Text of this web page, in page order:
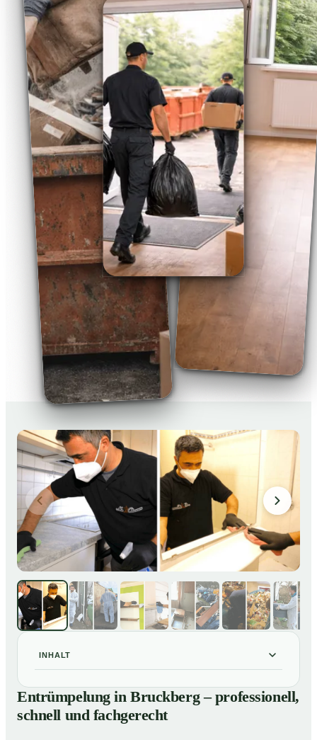
INHALT
01Entrümpelung in Bruckberg – professionell, schnell
und fachgerecht
Unsere Leistungen im Überblick
Entrümpelung in Bruckberg – professionell,
schnell und fachgerecht